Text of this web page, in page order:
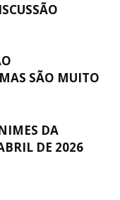
SÃO MUITO
DA
DE 2026